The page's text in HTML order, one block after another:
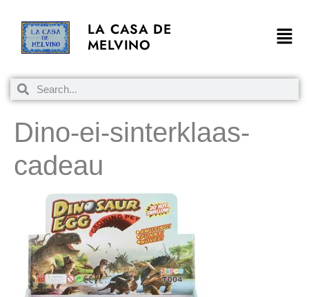
LA CASA DE
MELVINO
Dino-ei-sinterklaas-
cadeau